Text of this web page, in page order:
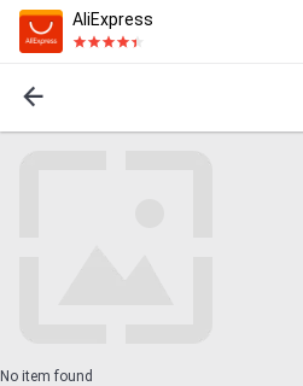
AliExpress
No item found